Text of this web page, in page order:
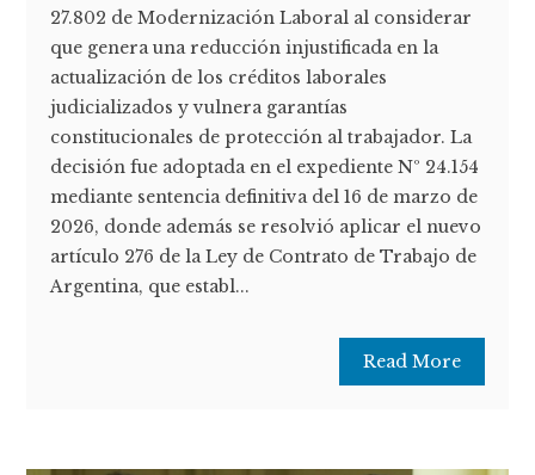
27.802 de Modernización Laboral al considerar
que genera una reducción injustificada en la
actualización de los créditos laborales
judicializados y vulnera garantías
constitucionales de protección al trabajador. La
decisión fue adoptada en el expediente Nº 24.154
mediante sentencia definitiva del 16 de marzo de
2026, donde además se resolvió aplicar el nuevo
artículo 276 de la Ley de Contrato de Trabajo de
Argentina, que establ...
Read More